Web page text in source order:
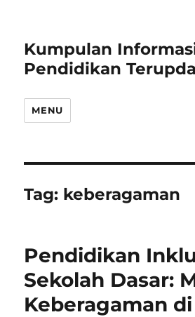
Kumpulan
Pendidikan
MENU
Tag: keberagaman
Pendidikan
Sekolah Dasar:
Keberagaman